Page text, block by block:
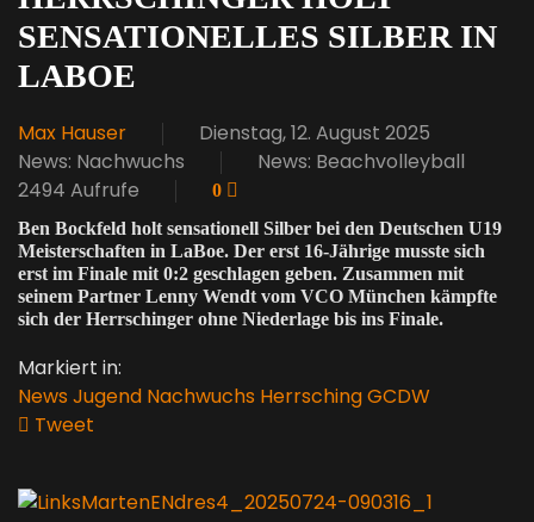
SENSATIONELLES SILBER IN
LABOE
Max Hauser
Dienstag, 12. August 2025
News: Nachwuchs
News: Beachvolleyball
2494 Aufrufe
0
Ben Bockfeld holt sensationell Silber bei den Deutschen U19
Meisterschaften in LaBoe. Der erst 16-Jährige musste sich
erst im Finale mit 0:2 geschlagen geben. Zusammen mit
seinem Partner Lenny Wendt vom VCO München kämpfte
sich der Herrschinger ohne Niederlage bis ins Finale.
Markiert in:
News Jugend Nachwuchs HerrschingGCDW
Tweet